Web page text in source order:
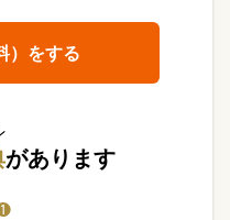
）をする
があります